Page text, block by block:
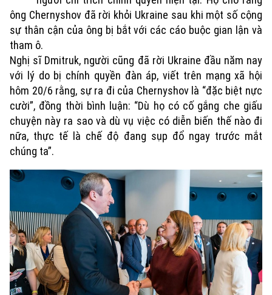
ông Chernyshov đã rời khỏi Ukraine sau khi một số cộng
sự thân cận của ông bị bắt với các cáo buộc gian lận và
tham ô.
Nghị sĩ Dmitruk, người cũng đã rời Ukraine đầu năm nay
với lý do bị chính quyền đàn áp, viết trên mạng xã hội
hôm 20/6 rằng, sự ra đi của Chernyshov là “đặc biệt nực
cười”, đồng thời bình luận: “Dù họ có cố gắng che giấu
chuyện này ra sao và dù vụ việc có diễn biến thế nào đi
nữa, thực tế là chế độ đang sụp đổ ngay trước mắt
chúng ta”.